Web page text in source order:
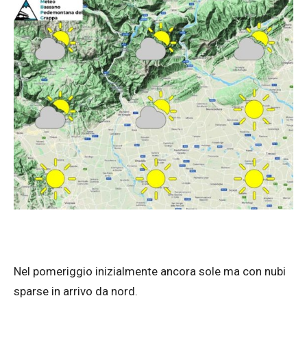
Nel pomeriggio inizialmente ancora sole ma con nubi
sparse in arrivo da nord.